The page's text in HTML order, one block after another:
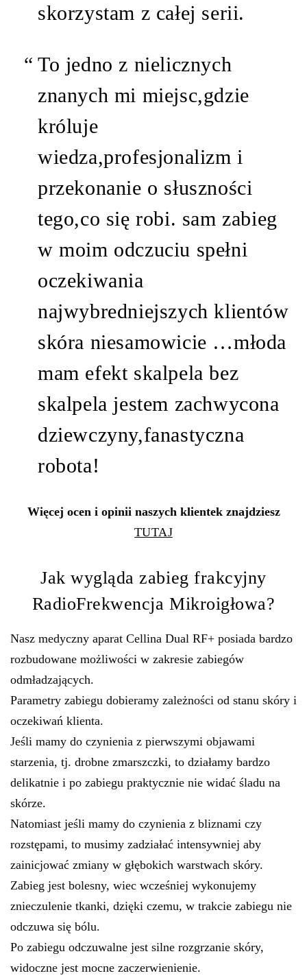
skorzystam z całej serii.
To jedno z nielicznych
znanych mi miejsc,gdzie
króluje
wiedza,profesjonalizm i
przekonanie o słuszności
tego,co się robi. sam zabieg
w moim odczuciu spełni
oczekiwania
najwybredniejszych klientów
skóra niesamowicie …młoda
mam efekt skalpela bez
skalpela jestem zachwycona
dziewczyny,fanastyczna
robota!
Więcej ocen i opinii naszych klientek znajdziesz
TUTAJ
Jak wygląda zabieg frakcyjny
RadioFrekwencja Mikroigłowa?
Nasz medyczny aparat Cellina Dual RF+ posiada bardzo
rozbudowane możliwości w zakresie zabiegów
odmładzających.
Parametry zabiegu dobieramy zależności od stanu skóry i
oczekiwań klienta.
Jeśli mamy do czynienia z pierwszymi objawami
starzenia, tj. drobne zmarszczki, to działamy bardzo
delikatnie i po zabiegu praktycznie nie widać śladu na
skórze.
Natomiast jeśli mamy do czynienia z bliznami czy
rozstępami, to musimy zadziałać intensywniej aby
zainicjować zmiany w głębokich warstwach skóry.
Zabieg jest bolesny, wiec wcześniej wykonujemy
znieczulenie tkanki, dzięki czemu, w trakcie zabiegu nie
odczuwa się bólu.
Po zabiegu odczuwalne jest silne rozgrzanie skóry,
widoczne jest mocne zaczerwienienie.